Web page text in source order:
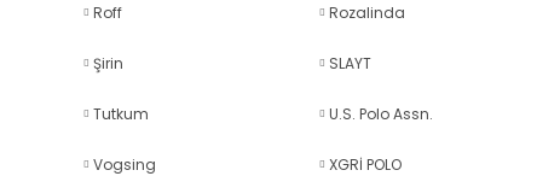
Roff Rozalinda
Şirin SLAYT
Tutkum U.S. Polo Assn.
Vogsing XGRİ POLO